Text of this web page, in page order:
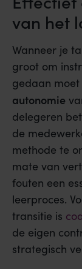
van het
Wanneer je
groot om
gedaan
autonomie
delegeren
de
methode te
mate van
fouten een
leerproces.
transitie is
de eigen
strategisch